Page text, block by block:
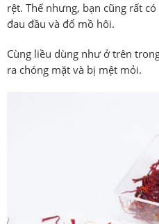
rệt. Thế nhưng, bạn cũng rất
đau đầu và đổ mồ hôi.
Cùng liều dùng như ở trên
ra chóng mặt và bị mệt mỏi.